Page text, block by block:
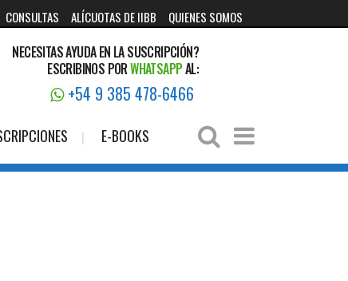
CONSULTAS ALÍCUOTAS DE IIBB QUIENES SOMOS
NECESITAS AYUDA EN LA SUSCRIPCIÓN?
ESCRIBINOS PORWHATSAPPAL:
+54 9 385 478-6466
E-BOOKS